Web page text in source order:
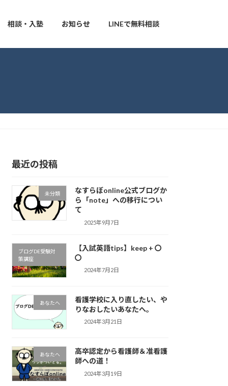
相談・入塾 お知らせ LINEで無料相談
最近の投稿
未分類
なすらぼonline公式ブログか
ら「note」への移行につい
て
2025年9月7日
ブログDE受験対
策講座
【入試英語tips】keep + 〇
〇
2024年7月2日
あなたへ
看護学校に入り直したい、や
りなおしたいあなたへ。
2024年3月21日
あなたへ
高卒認定から看護師＆准看護
師への道！
2024年3月19日